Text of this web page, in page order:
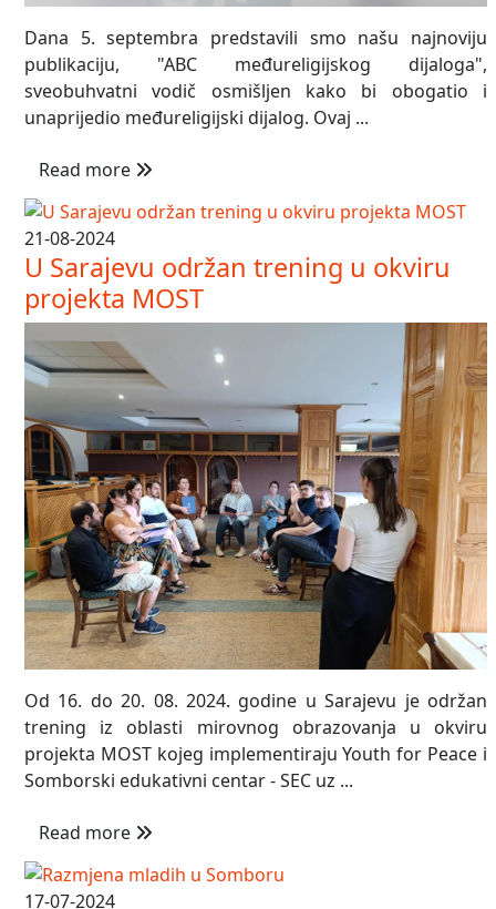
Dana 5. septembra predstavili smo našu najnoviju
publikaciju, "ABC međureligijskog dijaloga",
sveobuhvatni vodič osmišljen kako bi obogatio i
unaprijedio međureligijski dijalog. Ovaj ...
Read more
21-08-2024
U Sarajevu održan trening u okviru
projekta MOST
Od 16. do 20. 08. 2024. godine u Sarajevu je održan
trening iz oblasti mirovnog obrazovanja u okviru
projekta MOST kojeg implementiraju Youth for Peace i
Somborski edukativni centar - SEC uz ...
Read more
17-07-2024